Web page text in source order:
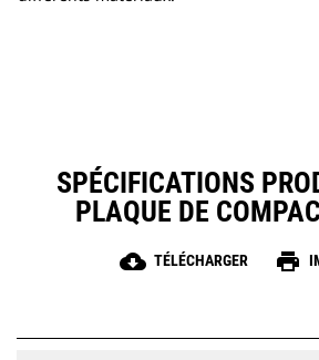
SPÉCIFICATIONS
PLAQUE DE
cloud_download TÉLÉCHARGER print